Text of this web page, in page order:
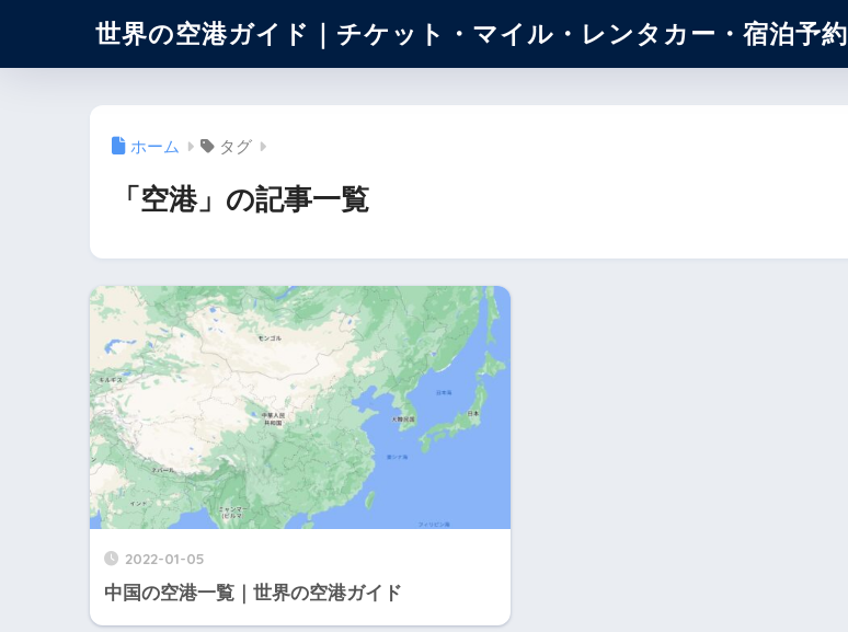
世界の空港ガイド｜チケット・マイル・レンタカー・宿泊予約
ホーム タグ
「空港」の記事一覧
2022-01-05
中国の空港一覧｜世界の空港ガイド